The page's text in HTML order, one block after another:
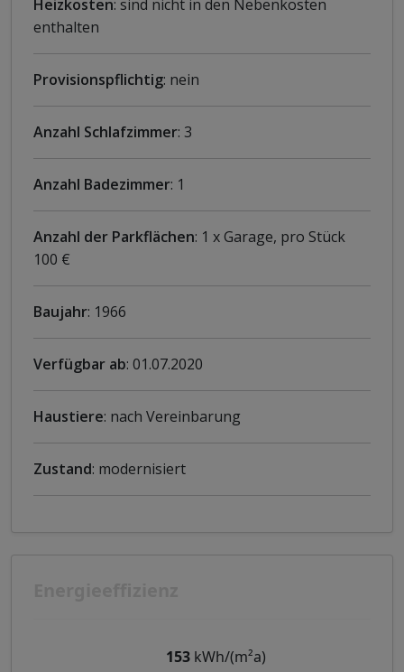
Heizkosten: sind nicht in den Nebenkosten
enthalten
Provisionspflichtig: nein
Anzahl Schlafzimmer: 3
Anzahl Badezimmer: 1
Anzahl der Parkflächen: 1 x Garage, pro Stück
100 €
Baujahr: 1966
Verfügbar ab: 01.07.2020
Haustiere: nach Vereinbarung
Zustand: modernisiert
153 kWh/(m²a)